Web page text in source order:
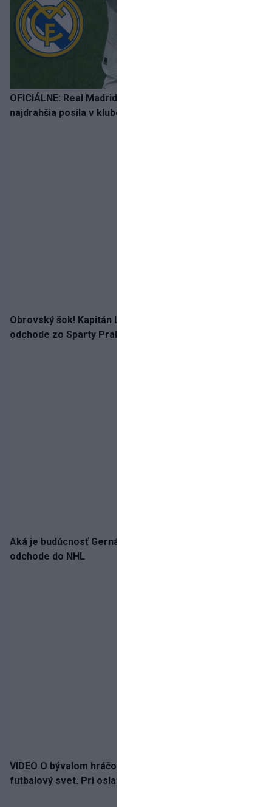
OFICIÁLNE: Real Madrid rozbil bank. Z Lipska prichádza
najdrahšia posila v klubovej histórii
Obrovský šok! Kapitán Lukáš Haraslín je údajne na
odchode zo Sparty Praha
Aká je budúcnosť Gernáta a Pánika? Rusi špekulujú o
odchode do NHL
VIDEO O bývalom hráčovi Zlatých Moraviec hovorí celý
futbalový svet. Pri oslave gólu sa prepadol do turnela